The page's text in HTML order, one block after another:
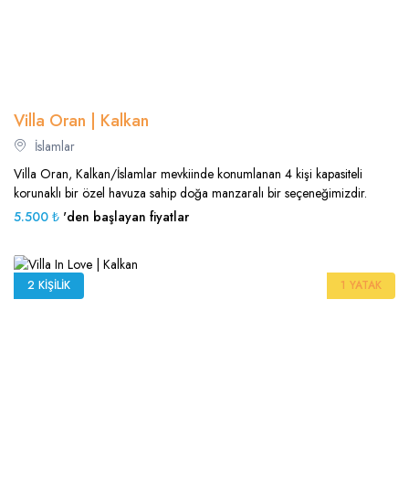
Villa Oran | Kalkan
İslamlar
Villa Oran, Kalkan/İslamlar mevkiinde konumlanan 4 kişi kapasiteli
korunaklı bir özel havuza sahip doğa manzaralı bir seçeneğimizdir.
5.500 ₺ 'den başlayan fiyatlar
2 KIŞILIK 1 YATAK